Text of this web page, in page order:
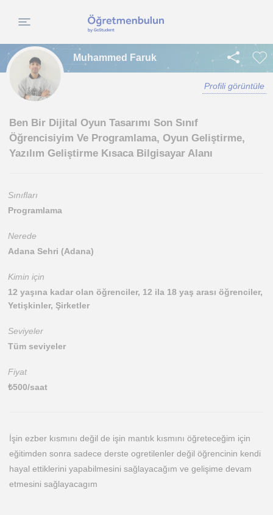
Muhammed Faruk
Profili görüntüle
Ben Bir Dijital Oyun Tasarımı Son Sınıf
Öğrencisiyim Ve Programlama, Oyun Geliştirme,
Yazılım Geliştirme Kısaca Bilgisayar Alanı
Sınıfları
Programlama
Nerede
Adana Sehri (Adana)
Kimin için
12 yaşına kadar olan öğrenciler, 12 ila 18 yaş arası öğrenciler,
Yetişkinler, Şirketler
Seviyeler
Tüm seviyeler
Fiyat
₺500/saat
İşin ezber kısmını değil de işin mantık kısmını öğreteceğim için
eğitimden sonra sadece derste ogretilenler değil öğrencinin kendi
hayal ettiklerini yapabilmesini sağlayacağım ve gelişime devam
etmesini sağlayacagım